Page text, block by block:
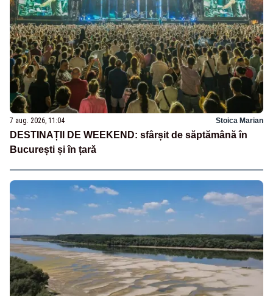
7 aug. 2026, 11:04 Stoica Marian
DESTINAȚII DE WEEKEND: sfârșit de săptămână în
București și în țară